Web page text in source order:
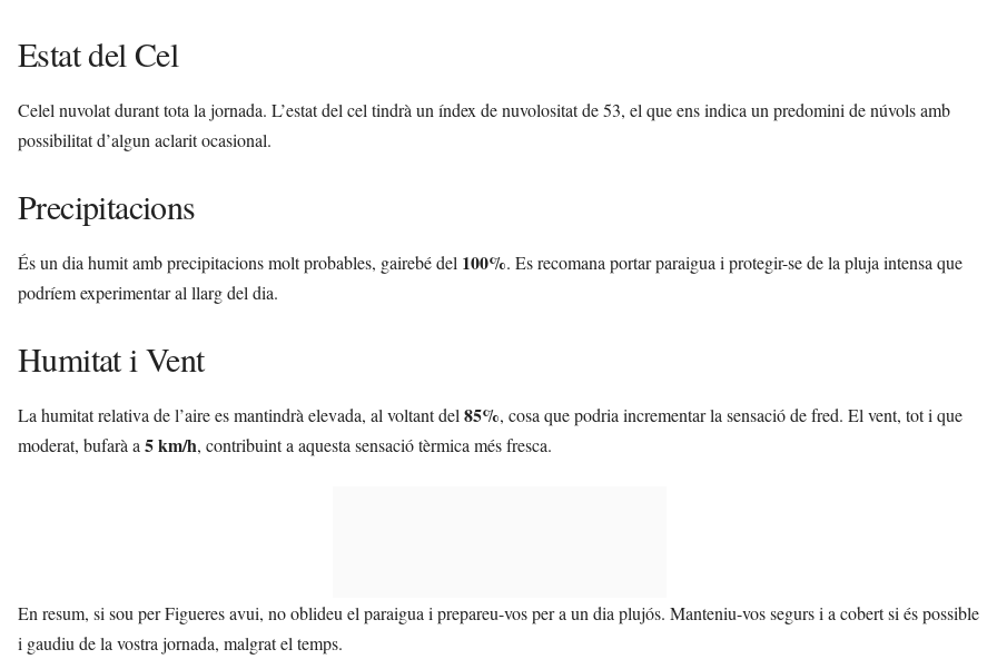
Estat del Cel
Celel nuvolat durant tota la jornada. L’estat del cel tindrà un índex de nuvolositat de 53, el que ens indica un predomini de núvols amb
possibilitat d’algun aclarit ocasional.
Precipitacions
És un dia humit amb precipitacions molt probables, gairebé del 100%. Es recomana portar paraigua i protegir-se de la pluja intensa que
podríem experimentar al llarg del dia.
Humitat i Vent
La humitat relativa de l’aire es mantindrà elevada, al voltant del 85%, cosa que podria incrementar la sensació de fred. El vent, tot i que
moderat, bufarà a 5 km/h, contribuint a aquesta sensació tèrmica més fresca.
En resum, si sou per Figueres avui, no oblideu el paraigua i prepareu-vos per a un dia plujós. Manteniu-vos segurs i a cobert si és possible
i gaudiu de la vostra jornada, malgrat el temps.